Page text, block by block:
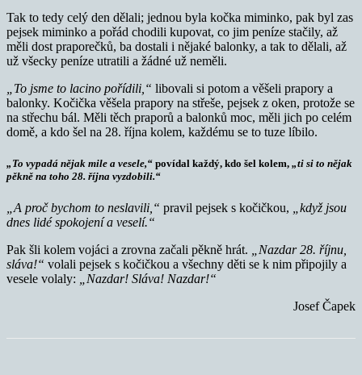
Tak to tedy celý den dělali; jednou byla kočka miminko, pak byl zas
pejsek miminko a pořád chodili kupovat, co jim peníze stačily, až
měli dost praporečků, ba dostali i nějaké balonky, a tak to dělali, až
už všecky peníze utratili a žádné už neměli.
„To jsme to lacino pořídili,“ libovali si potom a věšeli prapory a
balonky. Kočička věšela prapory na střeše, pejsek z oken, protože se
na střechu bál. Měli těch praporů a balonků moc, měli jich po celém
domě, a kdo šel na 28. října kolem, každému se to tuze líbilo.
„To vypadá nějak mile a vesele,“ povídal každý, kdo šel kolem, „ti si to nějak
pěkně na toho 28. října vyzdobili.“
„A proč bychom to neslavili,“ pravil pejsek s kočičkou,
„když jsou
dnes lidé spokojení a veselí.“
Pak šli kolem vojáci a zrovna začali pěkně hrát.
„Nazdar 28. říjnu,
sláva!“ volali pejsek s kočičkou a všechny děti se k nim připojily a
vesele volaly:
„Nazdar! Sláva! Nazdar!“
Josef Čapek